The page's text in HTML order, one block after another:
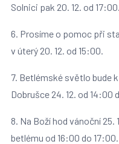
Solnici pak 20. 12. od 17:00.
6. Prosíme o pomoc při
v úterý 20. 12. od 15:00.
7. Betlémské světlo bude
Dobrušce 24. 12. od 14:00
8. Na Boží hod vánoční
betlému od 16:00 do 17:00.